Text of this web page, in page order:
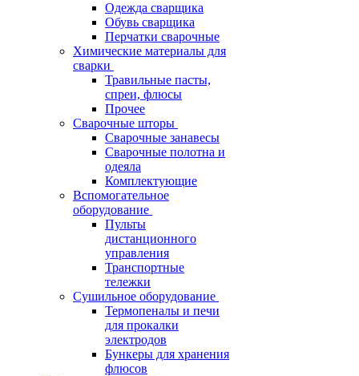
Одежда сварщика
Обувь сварщика
Перчатки сварочные
Химические материалы для
сварки
Травильные пасты,
спреи, флюсы
Прочее
Сварочные шторы
Сварочные занавесы
Сварочные полотна и
одеяла
Комплектующие
Вспомогательное
оборудование
Пульты
дистанционного
управления
Транспортные
тележки
Сушильное оборудование
Термопеналы и печи
для прокалки
электродов
Бункеры для хранения
флюсов